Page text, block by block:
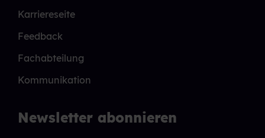
Karriereseite
Feedback
Fachabteilung
Kommunikation
Newsletter abonnieren